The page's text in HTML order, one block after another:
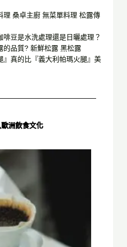
理 桑卓主廚 無菜單料理 松露傳
啡豆是水洗處理還是日曬處理？
的品質? 新鮮松露 黑松露
』真的比『義大利帕瑪火腿』美
歐洲飲食文化